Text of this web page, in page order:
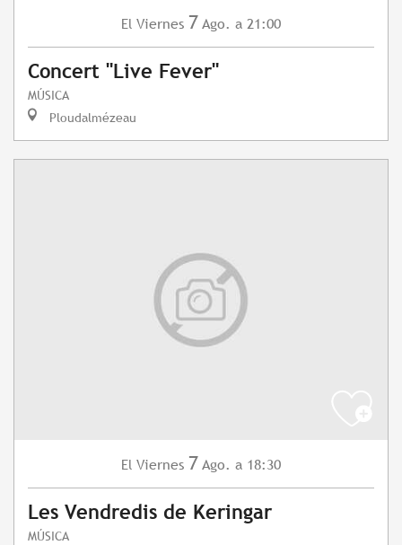
El Viernes 7 Ago. a 21:00
Concert "Live Fever"
MÚSICA
Ploudalmézeau
El Viernes 7 Ago. a 18:30
Les Vendredis de Keringar
MÚSICA